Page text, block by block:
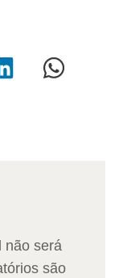
não será
são